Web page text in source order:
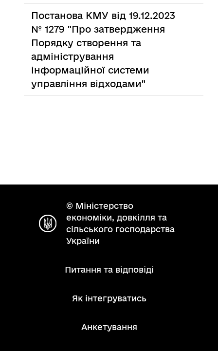
Постанова КМУ від 19.12.2023
№ 1279 "Про затвердження
Порядку створення та
адміністрування
інформаційної системи
управління відходами"
© Міністерство
економіки, довкілля та
сільського господарства
України
Питання та відповіді
Як інтегруватись
Анкетування